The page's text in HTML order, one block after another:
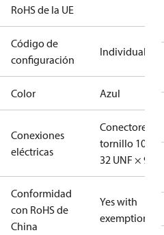
RoHS de la UE
Código de
configuración
Individual
Color Azul
Conexiones
eléctricas
Conectores
tornillo 10-
32 UNF × 9,5
Conformidad
con RoHS de
China
Yes with
exemptions